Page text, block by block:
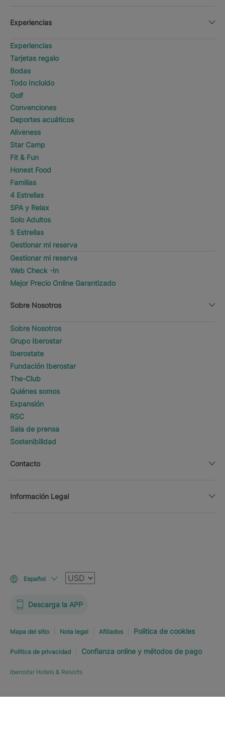
Experiencias
Experiencias
Tarjetas regalo
Bodas
Todo Incluido
Golf
Convenciones
Deportes acuáticos
Aliveness
Star Camp
Fit & Fun
Honest Food
Familias
4 Estrellas
SPA y Relax
Solo Adultos
5 Estrellas
Gestionar mi reserva
Gestionar mi reserva
Web Check -In
Mejor Precio Online Garantizado
Sobre Nosotros
Sobre Nosotros
Grupo Iberostar
Iberostate
Fundación Iberostar
The-Club
Quiénes somos
Expansión
RSC
Sala de prensa
Sostenibilidad
Contacto
Información Legal
Español Moneda
Descarga la APP
Mapa del sitio Nota legal Afiliados Politica de cookies
Política de privacidad Confianza online y métodos de pago
Iberostar Hotels & Resorts